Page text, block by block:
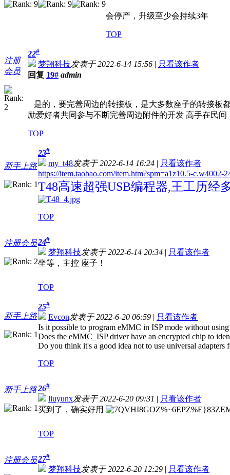
会停产，升级至少会持续3年
TOP
注册
会员
22#
梦翔科技发表于 2022-6-14 15:56 | 只看该作者
回复 19# admin
是的，要完善周边的转接板，是大多数座子的转接板
励爱好者共同参与不断完善周边附件的开发 高手在民间
TOP
新手上路
23#
my_t48发表于 2022-6-14 16:24 | 只看该作者
https://item.taobao.com/item.htm?spm=a1z10.5-
T48高速超强USB编程器,王工历经
TOP
注册会员24#
梦翔科技发表于 2022-6-14 20:34 | 只看该作者
坐等，主控 座子！
TOP
新手上路
25#
Evcon发表于 2022-6-20 06:59 | 只看该作者
Is it possible to program eMMC in ISP mode without
Does the eMMC_ISP driver have an encrypted chip to
Do you think it's a good idea not to use universal
TOP
新手上路26#
liuyunx发表于 2022-6-20 09:31 | 只看该作者
买到了，确实好用
TOP
注册会员27#
梦翔科技发表于 2022-6-20 12:29 | 只看该作者